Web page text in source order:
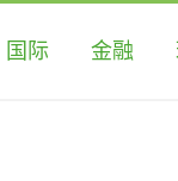
国际 金融